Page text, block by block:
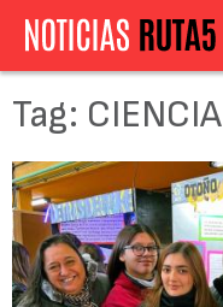
Tag: CIENCIA